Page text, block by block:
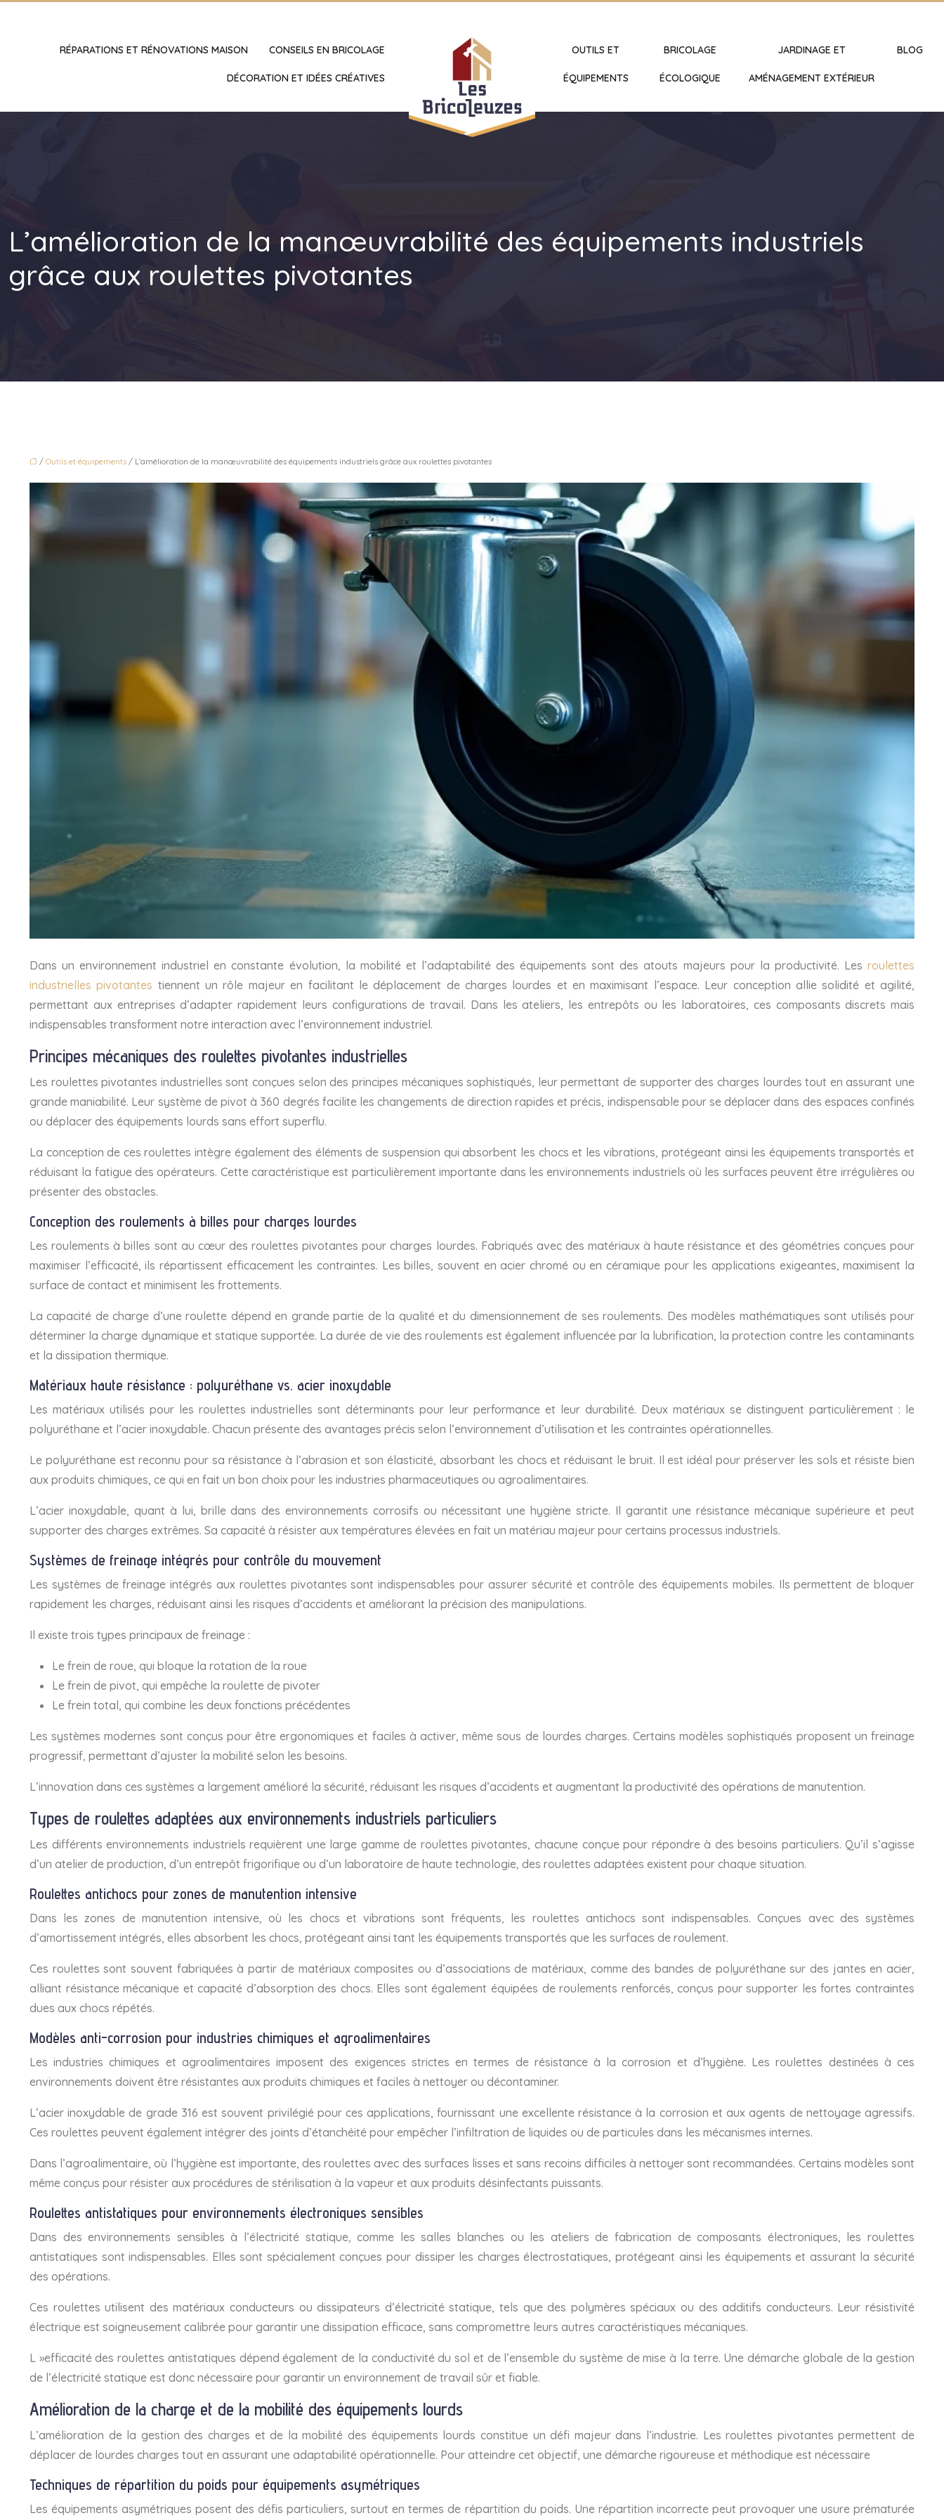
CONSEILS EN BRICOLAGE
RÉPARATIONS ET RÉNOVATIONS MAISON
DÉCORATION ET IDÉES CRÉATIVES
OUTILS ET
ÉQUIPEMENTS
BRICOLAGE
ÉCOLOGIQUE
JARDINAGE ET
AMÉNAGEMENT EXTÉRIEUR
BLOG
L’amélioration de la manœuvrabilité des équipements industriels
grâce aux roulettes pivotantes
/ Outils et équipements / L’amélioration de la manœuvrabilité des équipements industriels grâce aux roulettes pivotantes
Dans un environnement industriel en constante évolution, la mobilité et l’adaptabilité des équipements sont des atouts majeurs pour la productivité. Les roulettes
industrielles pivotantes tiennent un rôle majeur en facilitant le déplacement de charges lourdes et en maximisant l’espace. Leur conception allie solidité et agilité,
permettant aux entreprises d’adapter rapidement leurs configurations de travail. Dans les ateliers, les entrepôts ou les laboratoires, ces composants discrets mais
indispensables transforment notre interaction avec l’environnement industriel.
Principes mécaniques des roulettes pivotantes industrielles
Les roulettes pivotantes industrielles sont conçues selon des principes mécaniques sophistiqués, leur permettant de supporter des charges lourdes tout en assurant une
grande maniabilité. Leur système de pivot à 360 degrés facilite les changements de direction rapides et précis, indispensable pour se déplacer dans des espaces confinés
ou déplacer des équipements lourds sans effort superflu.
La conception de ces roulettes intègre également des éléments de suspension qui absorbent les chocs et les vibrations, protégeant ainsi les équipements transportés et
réduisant la fatigue des opérateurs. Cette caractéristique est particulièrement importante dans les environnements industriels où les surfaces peuvent être irrégulières ou
présenter des obstacles.
Conception des roulements à billes pour charges lourdes
Les roulements à billes sont au cœur des roulettes pivotantes pour charges lourdes. Fabriqués avec des matériaux à haute résistance et des géométries conçues pour
maximiser l’efficacité, ils répartissent efficacement les contraintes. Les billes, souvent en acier chromé ou en céramique pour les applications exigeantes, maximisent la
surface de contact et minimisent les frottements.
La capacité de charge d’une roulette dépend en grande partie de la qualité et du dimensionnement de ses roulements. Des modèles mathématiques sont utilisés pour
déterminer la charge dynamique et statique supportée. La durée de vie des roulements est également influencée par la lubrification, la protection contre les contaminants
et la dissipation thermique.
Matériaux haute résistance : polyuréthane vs. acier inoxydable
Les matériaux utilisés pour les roulettes industrielles sont déterminants pour leur performance et leur durabilité. Deux matériaux se distinguent particulièrement : le
polyuréthane et l’acier inoxydable. Chacun présente des avantages précis selon l’environnement d’utilisation et les contraintes opérationnelles.
Le polyuréthane est reconnu pour sa résistance à l’abrasion et son élasticité, absorbant les chocs et réduisant le bruit. Il est idéal pour préserver les sols et résiste bien
aux produits chimiques, ce qui en fait un bon choix pour les industries pharmaceutiques ou agroalimentaires.
L’acier inoxydable, quant à lui, brille dans des environnements corrosifs ou nécessitant une hygiène stricte. Il garantit une résistance mécanique supérieure et peut
supporter des charges extrêmes. Sa capacité à résister aux températures élevées en fait un matériau majeur pour certains processus industriels.
Systèmes de freinage intégrés pour contrôle du mouvement
Les systèmes de freinage intégrés aux roulettes pivotantes sont indispensables pour assurer sécurité et contrôle des équipements mobiles. Ils permettent de bloquer
rapidement les charges, réduisant ainsi les risques d’accidents et améliorant la précision des manipulations.
Il existe trois types principaux de freinage :
Le frein de roue, qui bloque la rotation de la roue
Le frein de pivot, qui empêche la roulette de pivoter
Le frein total, qui combine les deux fonctions précédentes
Les systèmes modernes sont conçus pour être ergonomiques et faciles à activer, même sous de lourdes charges. Certains modèles sophistiqués proposent un freinage
progressif, permettant d’ajuster la mobilité selon les besoins.
L’innovation dans ces systèmes a largement amélioré la sécurité, réduisant les risques d’accidents et augmentant la productivité des opérations de manutention.
Types de roulettes adaptées aux environnements industriels particuliers
Les différents environnements industriels requièrent une large gamme de roulettes pivotantes, chacune conçue pour répondre à des besoins particuliers. Qu’il s’agisse
d’un atelier de production, d’un entrepôt frigorifique ou d’un laboratoire de haute technologie, des roulettes adaptées existent pour chaque situation.
Roulettes antichocs pour zones de manutention intensive
Dans les zones de manutention intensive, où les chocs et vibrations sont fréquents, les roulettes antichocs sont indispensables. Conçues avec des systèmes
d’amortissement intégrés, elles absorbent les chocs, protégeant ainsi tant les équipements transportés que les surfaces de roulement.
Ces roulettes sont souvent fabriquées à partir de matériaux composites ou d’associations de matériaux, comme des bandes de polyuréthane sur des jantes en acier,
alliant résistance mécanique et capacité d’absorption des chocs. Elles sont également équipées de roulements renforcés, conçus pour supporter les fortes contraintes
dues aux chocs répétés.
Modèles anti-corrosion pour industries chimiques et agroalimentaires
Les industries chimiques et agroalimentaires imposent des exigences strictes en termes de résistance à la corrosion et d’hygiène. Les roulettes destinées à ces
environnements doivent être résistantes aux produits chimiques et faciles à nettoyer ou décontaminer.
L’acier inoxydable de grade 316 est souvent privilégié pour ces applications, fournissant une excellente résistance à la corrosion et aux agents de nettoyage agressifs.
Ces roulettes peuvent également intégrer des joints d’étanchéité pour empêcher l’infiltration de liquides ou de particules dans les mécanismes internes.
Dans l’agroalimentaire, où l’hygiène est importante, des roulettes avec des surfaces lisses et sans recoins difficiles à nettoyer sont recommandées. Certains modèles sont
même conçus pour résister aux procédures de stérilisation à la vapeur et aux produits désinfectants puissants.
Roulettes antistatiques pour environnements électroniques sensibles
Dans des environnements sensibles à l’électricité statique, comme les salles blanches ou les ateliers de fabrication de composants électroniques, les roulettes
antistatiques sont indispensables. Elles sont spécialement conçues pour dissiper les charges électrostatiques, protégeant ainsi les équipements et assurant la sécurité
des opérations.
Ces roulettes utilisent des matériaux conducteurs ou dissipateurs d’électricité statique, tels que des polymères spéciaux ou des additifs conducteurs. Leur résistivité
électrique est soigneusement calibrée pour garantir une dissipation efficace, sans compromettre leurs autres caractéristiques mécaniques.
L »efficacité des roulettes antistatiques dépend également de la conductivité du sol et de l’ensemble du système de mise à la terre. Une démarche globale de la gestion
de l’électricité statique est donc nécessaire pour garantir un environnement de travail sûr et fiable.
Amélioration de la charge et de la mobilité des équipements lourds
L’amélioration de la gestion des charges et de la mobilité des équipements lourds constitue un défi majeur dans l’industrie. Les roulettes pivotantes permettent de
déplacer de lourdes charges tout en assurant une adaptabilité opérationnelle. Pour atteindre cet objectif, une démarche rigoureuse et méthodique est nécessaire
Techniques de répartition du poids pour équipements asymétriques
Les équipements asymétriques posent des défis particuliers, surtout en termes de répartition du poids. Une répartition incorrecte peut provoquer une usure prématurée